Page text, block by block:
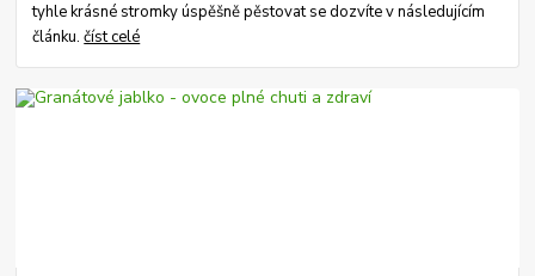
tyhle krásné stromky úspěšně pěstovat se dozvíte v následujícím
článku.číst celé